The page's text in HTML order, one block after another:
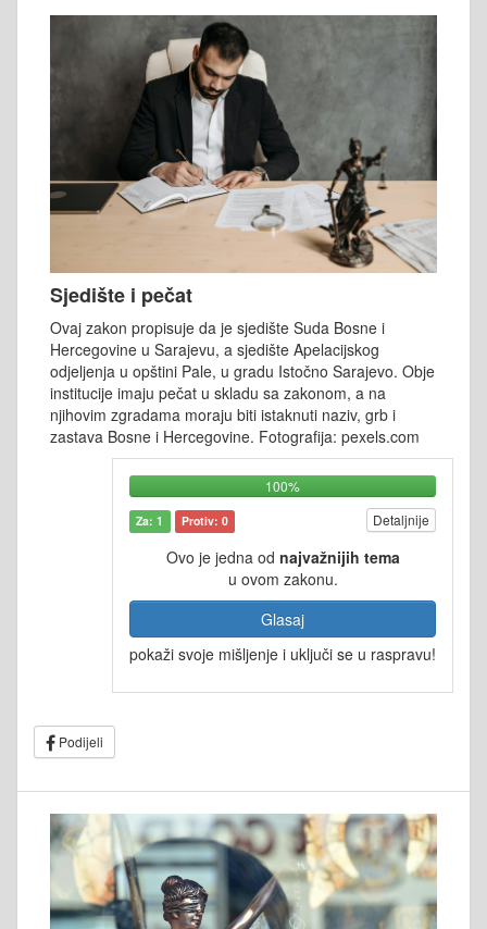
Sjedište i pečat
Ovaj zakon propisuje da je sjedište Suda Bosne i
Hercegovine u Sarajevu, a sjedište Apelacijskog
odjeljenja u opštini Pale, u gradu Istočno Sarajevo. Obje
institucije imaju pečat u skladu sa zakonom, a na
njihovim zgradama moraju biti istaknuti naziv, grb i
zastava Bosne i Hercegovine. Fotografija: pexels.com
100%
Za: 1 Protiv: 0 Detaljnije
Ovo je jedna od najvažnijih tema
u ovom zakonu.
Glasaj
pokaži svoje mišljenje i uključi se u raspravu!
Podijeli